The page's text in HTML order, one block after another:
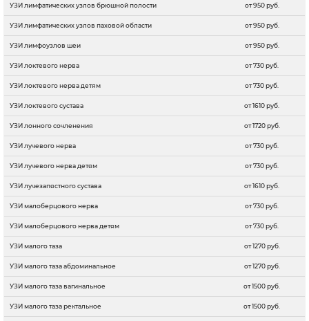
УЗИ лимфатических узлов брюшной полости от 950 руб.
УЗИ лимфатических узлов паховой области от 950 руб.
УЗИ лимфоузлов шеи от 950 руб.
УЗИ локтевого нерва от 730 руб.
УЗИ локтевого нерва детям от 730 руб.
УЗИ локтевого сустава от 1610 руб.
УЗИ лонного сочленения от 1720 руб.
УЗИ лучевого нерва от 730 руб.
УЗИ лучевого нерва детям от 730 руб.
УЗИ лучезапястного сустава от 1610 руб.
УЗИ малоберцового нерва от 730 руб.
УЗИ малоберцового нерва детям от 730 руб.
УЗИ малого таза от 1270 руб.
УЗИ малого таза абдоминальное от 1270 руб.
УЗИ малого таза вагинальное от 1500 руб.
УЗИ малого таза ректальное от 1500 руб.